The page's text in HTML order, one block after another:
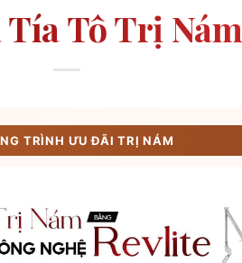
Tía Tô Trị Nám
TRÌNH ƯU ĐÃI TRỊ NÁM